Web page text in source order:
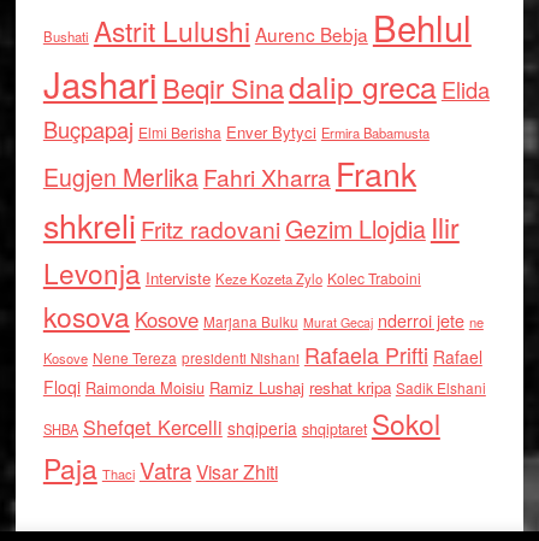
Bushati Astrit Lulushi Aurenc Bebja Behlul
Jashari Beqir Sinadalip grecaElida
Buçpapaj Elmi Berisha Enver Bytyci Ermira Babamusta
Eugjen MerlikaFahri Xharra Frank
shkreli Fritz radovaniGezim Llojdia Ilir
Levonja Interviste Keze Kozeta Zylo Kolec Traboini
kosova Kosove Marjana Bulku Murat Gecaj nderroi jete ne
Kosove Nene Tereza presidenti Nishani Rafaela Prifti Rafael
Floqi Raimonda Moisiu Ramiz Lushaj reshat kripa Sadik Elshani
SHBA Shefqet Kercelli shqiperia shqiptaret Sokol
Paja Thaci VatraVisar Zhiti